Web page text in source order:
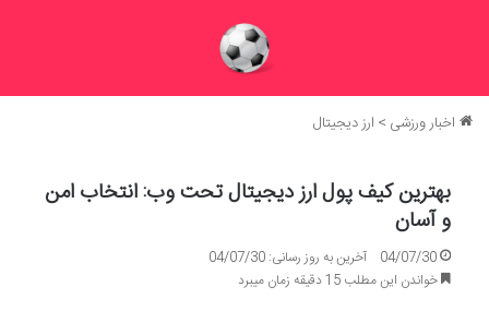
اخبار ورزشی > ارز دیجیتال
بهترین کیف پول ارز دیجیتال تحت وب: انتخاب امن
و آسان
04/07/30
آخرین به روز رسانی: 04/07/30
خواندن این مطلب 15 دقیقه زمان میبرد